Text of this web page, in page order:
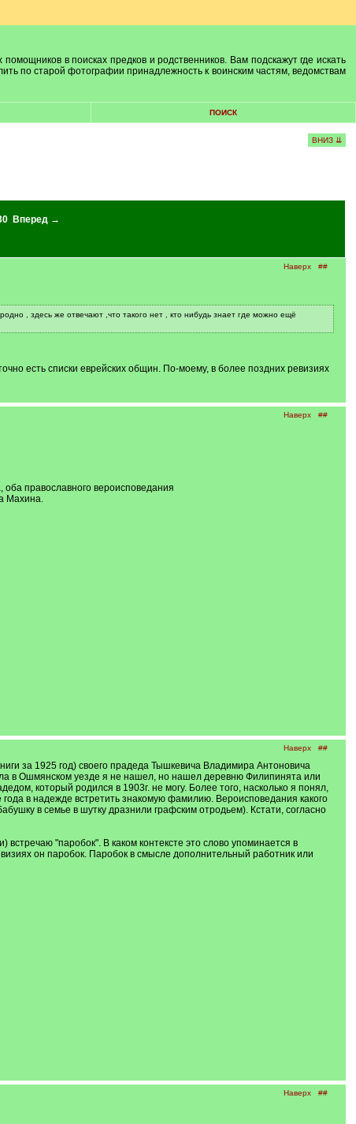
в поисках предков и родственников. Вам подскажут где искать
по старой фотографии принадлежность к воинским частям, ведомствам
ПОИСК
ВНИЗ ⇊
Вперед →
Наверх ##
, здесь же отвечают ,что такого нет , кто нибудь знает где можно ещё
есть списки еврейских общин. По-моему, в более поздних ревизиях
Наверх ##
православного вероисповедания
Махина.
Наверх ##
за 1925 год) своего прадеда Тышкевича Владимира Антоновича
в Ошмянском уезде я не нашел, но нашел деревню Филипинята или
который родился в 1903г. не могу. Более того, насколько я понял,
в надежде встретить знакомую фамилию. Вероисповедания какого
в семье в шутку дразнили графским отродьем). Кстати, согласно
встречаю "паробок". В каком контексте это слово упоминается в
он паробок. Паробок в смысле дополнительный работник или
Наверх ##